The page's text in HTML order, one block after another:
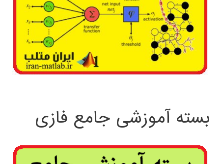
بسته آموزشی جامع فازی